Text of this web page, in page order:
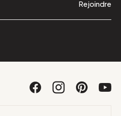
Rejoindre